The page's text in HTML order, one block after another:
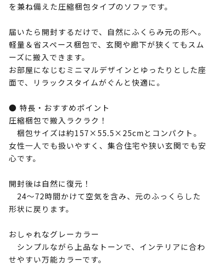
を兼ね備えた圧縮梱包タイプのソファです。
届いたら開封するだけで、自然にふくらみ元の形へ。
軽量＆省スペース梱包で、玄関や廊下が狭くてもスム
ーズに搬入できます。
お部屋になじむミニマルデザインとゆったりとした座
面で、リラックスタイムがぐんと快適に。
● 特長・おすすめポイント
圧縮梱包で搬入ラクラク！
梱包サイズは約157×55.5×25cmとコンパクト。
女性一人でも扱いやすく、集合住宅や狭い玄関でも安
心です。
開封後は自然に復元！
24〜72時間かけて空気を含み、元のふっくらした
形状に戻ります。
おしゃれなグレーカラー
シンプルながら上品なトーンで、インテリアに合わ
せやすい万能カラーです。